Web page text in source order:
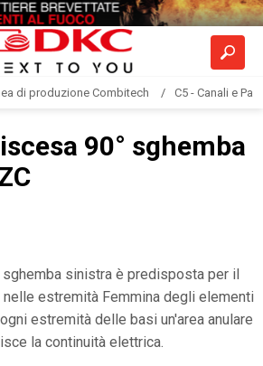
di produzione Combitech C5 - Canali e
90° sghemba
sghemba sinistra è predisposta per il
estremità Femmina degli elementi
estremità delle basi un'area anulare
la continuità elettrica.